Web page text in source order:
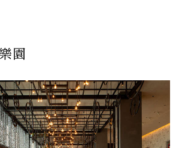
園